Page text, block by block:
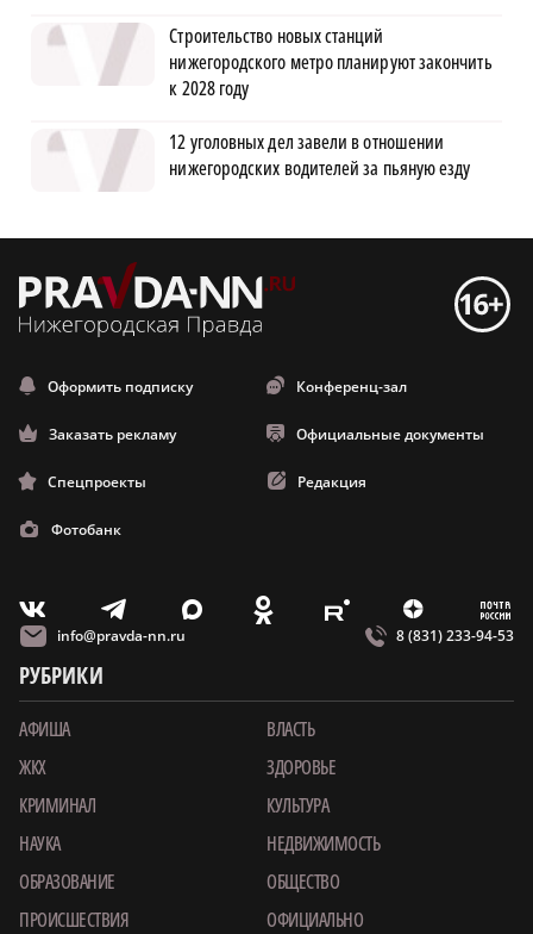
Строительство новых станций
нижегородского метро планируют закончить
к 2028 году
12 уголовных дел завели в отношении
нижегородских водителей за пьяную езду
Оформить подписку Конференц-зал
Заказать рекламу Официальные документы
Спецпроекты Редакция
Фотобанк
V T X O E Z m
info@pravda-nn.ru 8 (831) 233-94-53
РУБРИКИ
АФИША
ВЛАСТЬ
ЖКХ
ЗДОРОВЬЕ
КРИМИНАЛ
КУЛЬТУРА
НАУКА
НЕДВИЖИМОСТЬ
ОБРАЗОВАНИЕ
ОБЩЕСТВО
ПРОИСШЕСТВИЯ
ОФИЦИАЛЬНО